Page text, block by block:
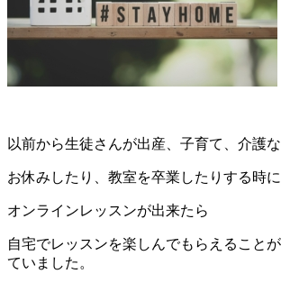
以前から生徒さんが出産、子育て、介護
お休みしたり、教室を卒業したりする時に
オンラインレッスンが出来たら
自宅でレッスンを楽しんでもらえること
ていました。